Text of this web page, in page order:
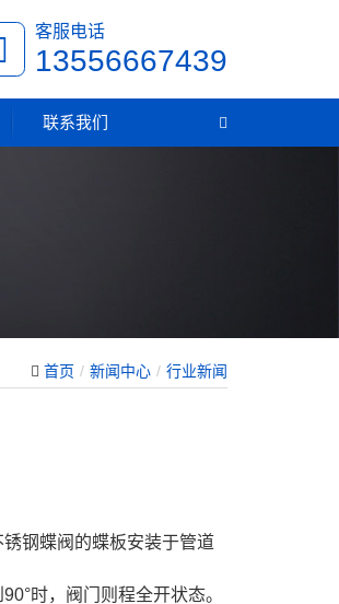
客服电话
13556667439
联系我们
首页 新闻中心 行业新闻
钢蝶阀的蝶板安装于管道
时，阀门则程全开状态。